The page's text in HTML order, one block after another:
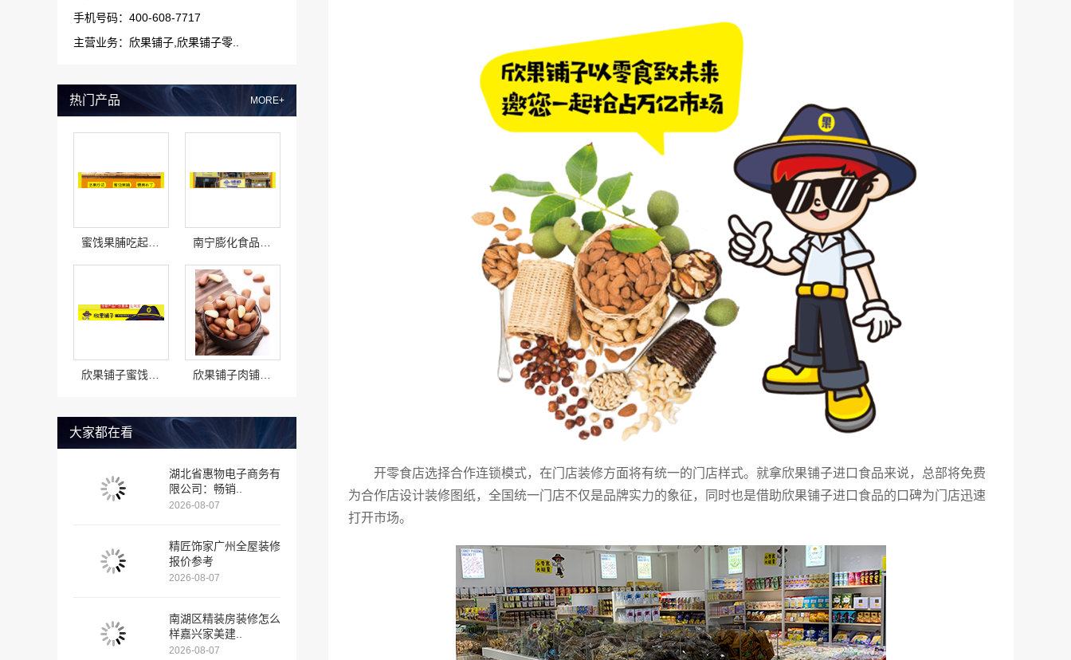
手机号码：400-608-7717
主营业务：欣果铺子,欣果铺子零..
热门产品 MORE+
大家都在看
湖北省惠物电子商务有
限公司：畅销..
2026-08-07
精匠饰家广州全屋装修
报价参考
2026-08-07
南湖区精装房装修怎么
样嘉兴家美建..
2026-08-07
开零食店选择合作连锁模式，在门店装修方面将有统一的门店样式。就拿欣果铺子进口食品来说，总部将免费
为合作店设计装修图纸，全国统一门店不仅是品牌实力的象征，同时也是借助欣果铺子进口食品的口碑为门店迅速
打开市场。